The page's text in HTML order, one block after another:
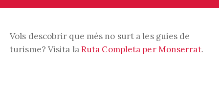
Vols descobrir que més no surt a les guies de
turisme? Visita laRuta Completa per Monserrat.